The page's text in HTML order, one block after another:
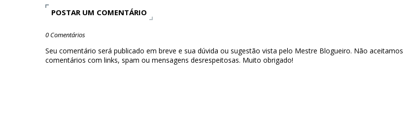
POSTAR UM COMENTÁRIO
0 Comentários
Seu comentário será publicado em breve e sua dúvida ou sugestão vista pelo Mestre Blogueiro. Não aceitamos
comentários com links, spam ou mensagens desrespeitosas. Muito obrigado!